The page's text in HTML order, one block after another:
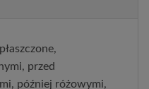
przed
później różowymi,